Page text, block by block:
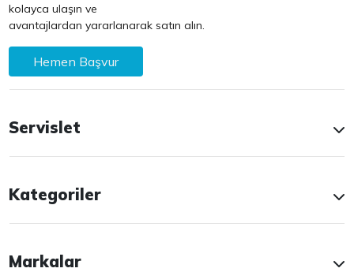
kolayca ulaşın ve
avantajlardan yararlanarak satın alın.
Hemen Başvur
Servislet
Kategoriler
Markalar